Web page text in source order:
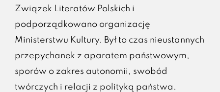
Związek Literatów Polskich i
podporządkowano organizację
Ministerstwu Kultury. Był to czas nieustannych
przepychanek z aparatem państwowym,
sporów o zakres autonomii, swobód
twórczych i relacji z polityką państwa.